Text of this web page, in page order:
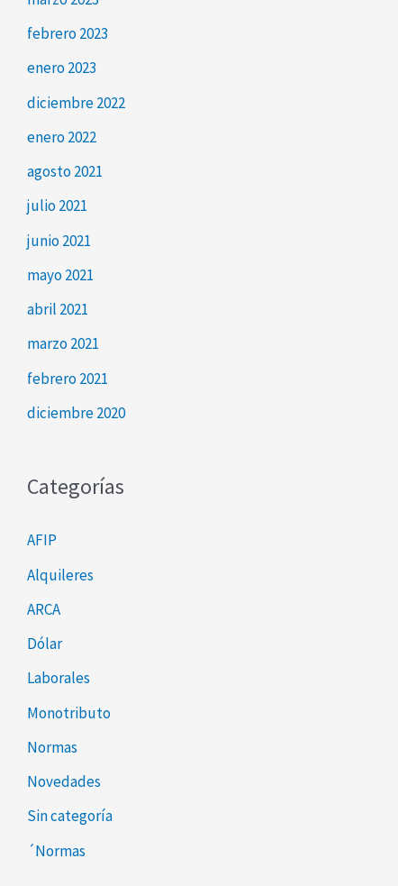
febrero 2023
enero 2023
diciembre 2022
enero 2022
agosto 2021
julio 2021
junio 2021
mayo 2021
abril 2021
marzo 2021
febrero 2021
diciembre 2020
Categorías
AFIP
Alquileres
ARCA
Dólar
Laborales
Monotributo
Normas
Novedades
Sin categoría
´Normas